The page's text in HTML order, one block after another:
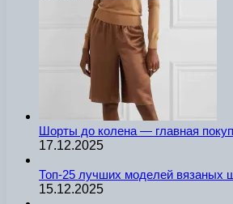
Шорты до колена — главная
17.12.2025
Топ-25 лучших моделей вязаных
15.12.2025